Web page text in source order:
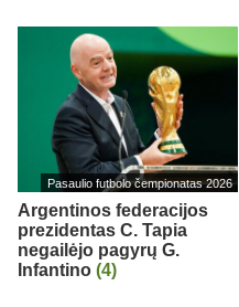
Pasaulio futbolo čempionatas 2026
Argentinos federacijos
prezidentas C. Tapia
negailėjo pagyrų G.
Infantino (4)